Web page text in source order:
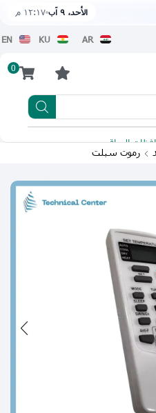
الأحد، ٩ آب ١٢:١٧ م
AR
KU
EN
0
العراق
رموت سبلت